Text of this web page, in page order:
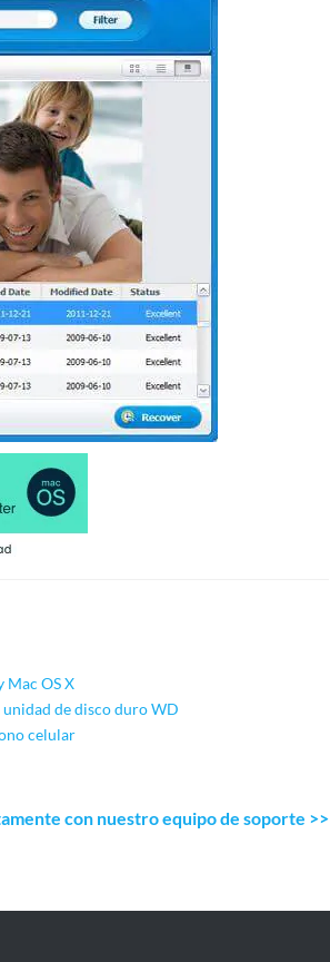
Mac OS X
de disco duro WD
celular
con nuestro equipo de soporte >>